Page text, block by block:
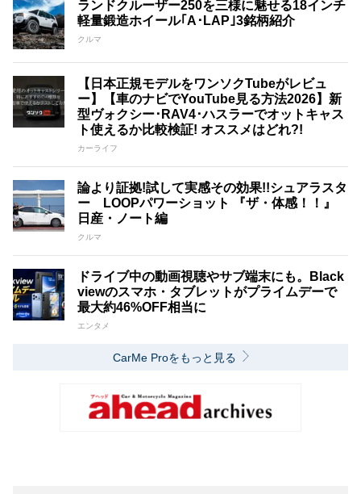
ランドクルーザー250を三様に魅せる18インチ
軽量鍛造ホイール｢A･LAP｣3銘柄紹介
クルマ
【日本正規モデルをワンソクTubeがレビュ
ー】【車のナビでYouTube見る方法2026】新
型ヴォクシー･RAV4･ハスラーでオットキャス
ト使えるか比較検証! オススメはどれ?!
カーライフ
論より証拠!試して実感その効果!!シュアラスタ
ー LOOPパワーショット 『ザ・体感！！』
日産・ノート編
クルマ
ドライブ中の動画視聴やサブ端末にも。Black
viewのスマホ・タブレットがプライムデーで
最大約46%OFF相当に
エンタメ
CarMe Proをもっと見る